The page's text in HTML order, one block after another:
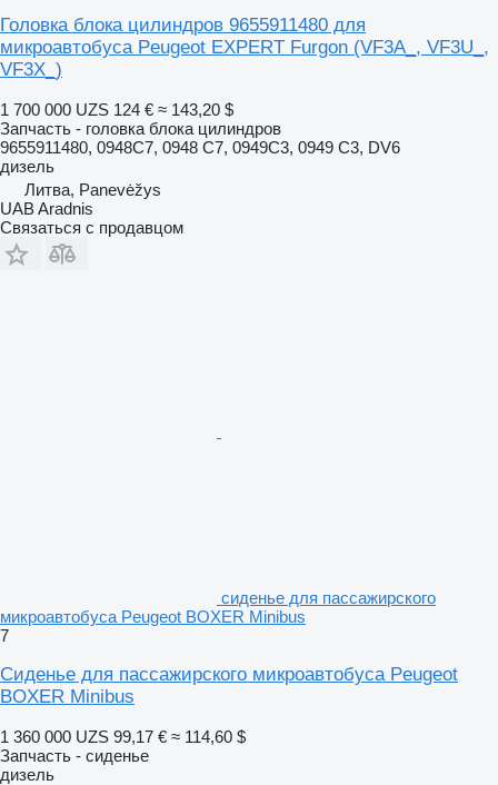
Головка блока цилиндров 9655911480 для
микроавтобуса Peugeot EXPERT Furgon (VF3A_, VF3U_,
VF3X_)
1 700 000 UZS 124 € ≈ 143,20 $
Запчасть - головка блока цилиндров
9655911480, 0948C7, 0948 C7, 0949C3, 0949 C3, DV6
дизель
Литва, Panevėžys
UAB Aradnis
Связаться с продавцом
сиденье для пассажирского
микроавтобуса Peugeot BOXER Minibus
7
Сиденье для пассажирского микроавтобуса Peugeot
BOXER Minibus
1 360 000 UZS 99,17 € ≈ 114,60 $
Запчасть - сиденье
дизель